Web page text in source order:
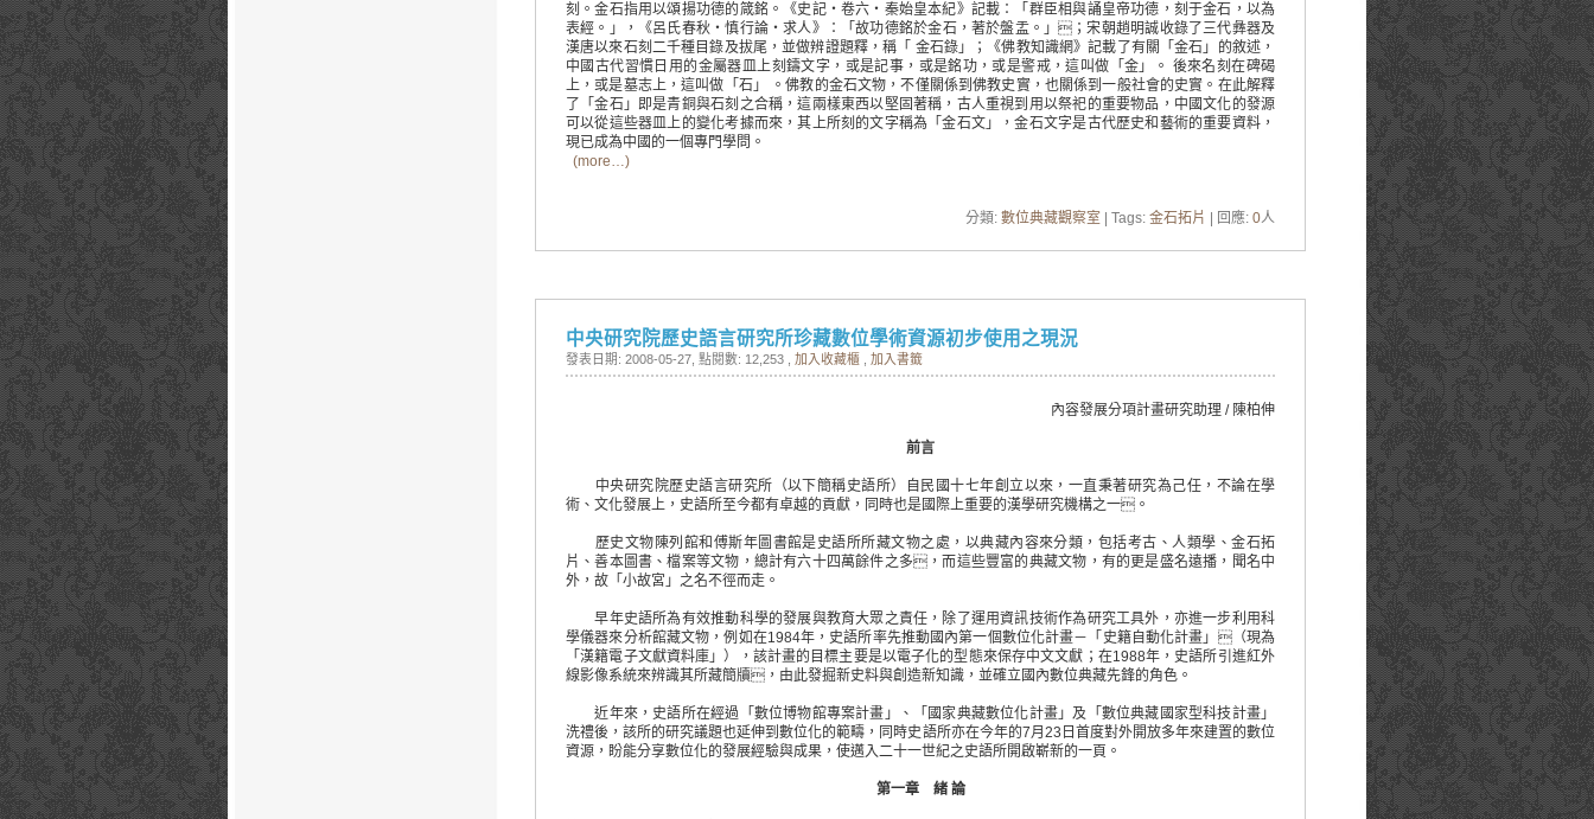
刻。金石指用以頌揚功德的箴銘。《史記‧卷六‧秦始皇本紀》記載：「群臣相與誦皇帝功德，刻于金石，以為
表經。」，《呂氏春秋‧慎行論‧求人》：「故功德銘於金石，著於盤盂。」；宋朝趙明誠收錄了三代彝器及
漢唐以來石刻二千種目錄及拔尾，並做辨證題釋，稱「 金石錄」；《佛教知識網》記載了有關「金石」的敘述，
中國古代習慣日用的金屬器皿上刻鑄文字，或是記事，或是銘功，或是警戒，這叫做「金」。 後來名刻在碑碣
上，或是墓志上，這叫做「石」 。佛教的金石文物，不僅關係到佛教史實，也關係到一般社會的史實。在此解釋
了「金石」即是青銅與石刻之合稱，這兩樣東西以堅固著稱，古人重視到用以祭祀的重要物品，中國文化的發源
可以從這些器皿上的變化考據而來，其上所刻的文字稱為「金石文」，金石文字是古代歷史和藝術的重要資料，
現已成為中國的一個專門學問。
(more…)
分類: 數位典藏觀察室 | Tags: 金石拓片 | 回應: 0人
中央研究院歷史語言研究所珍藏數位學術資源初步使用之現況
發表日期: 2008-05-27 , 點閱數: 12,253 , 加入收藏櫃 加入書籤
內容發展分項計畫研究助理 / 陳柏伸
前言
中央研究院歷史語言研究所（以下簡稱史語所）自民國十七年創立以來，一直秉著研究為己任，不論在學
術、文化發展上，史語所至今都有卓越的貢獻，同時也是國際上重要的漢學研究機構之一。
歷史文物陳列館和傅斯年圖書館是史語所所藏文物之處，以典藏內容來分類，包括考古、人類學、金石拓
片、善本圖書、檔案等文物，總計有六十四萬餘件之多，而這些豐富的典藏文物，有的更是盛名遠播，聞名中
外，故「小故宮」之名不徑而走。
早年史語所為有效推動科學的發展與教育大眾之責任，除了運用資訊技術作為研究工具外，亦進一步利用科
學儀器來分析館藏文物，例如在1984年，史語所率先推動國內第一個數位化計畫－「史籍自動化計畫」（現為
「漢籍電子文獻資料庫」），該計畫的目標主要是以電子化的型態來保存中文文獻；在1988年，史語所引進紅外
線影像系統來辨識其所藏簡牘，由此發掘新史料與創造新知識，並確立國內數位典藏先鋒的角色。
近年來，史語所在經過「數位博物館專案計畫」、「國家典藏數位化計畫」及「數位典藏國家型科技計畫」
洗禮後，該所的研究議題也延伸到數位化的範疇，同時史語所亦在今年的7月23日首度對外開放多年來建置的數位
資源，盼能分享數位化的發展經驗與成果，使邁入二十一世紀之史語所開啟嶄新的一頁。
第一章 緒 論